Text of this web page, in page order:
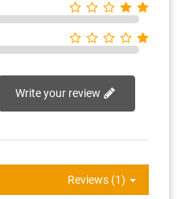
Reviews (1)